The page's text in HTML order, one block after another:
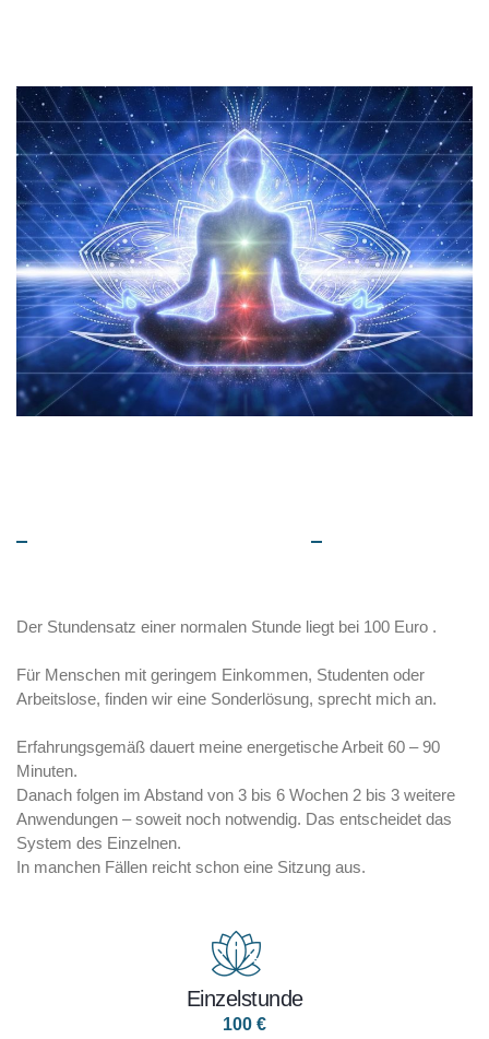
Der Stundensatz einer normalen Stunde liegt bei 100 Euro .
Für Menschen mit geringem Einkommen, Studenten oder
Arbeitslose, finden wir eine Sonderlösung, sprecht mich an.
Erfahrungsgemäß dauert meine energetische Arbeit 60 – 90
Minuten.
Danach folgen im Abstand von 3 bis 6 Wochen 2 bis 3 weitere
Anwendungen – soweit noch notwendig. Das entscheidet das
System des Einzelnen.
In manchen Fällen reicht schon eine Sitzung aus.
Einzelstunde
100 €